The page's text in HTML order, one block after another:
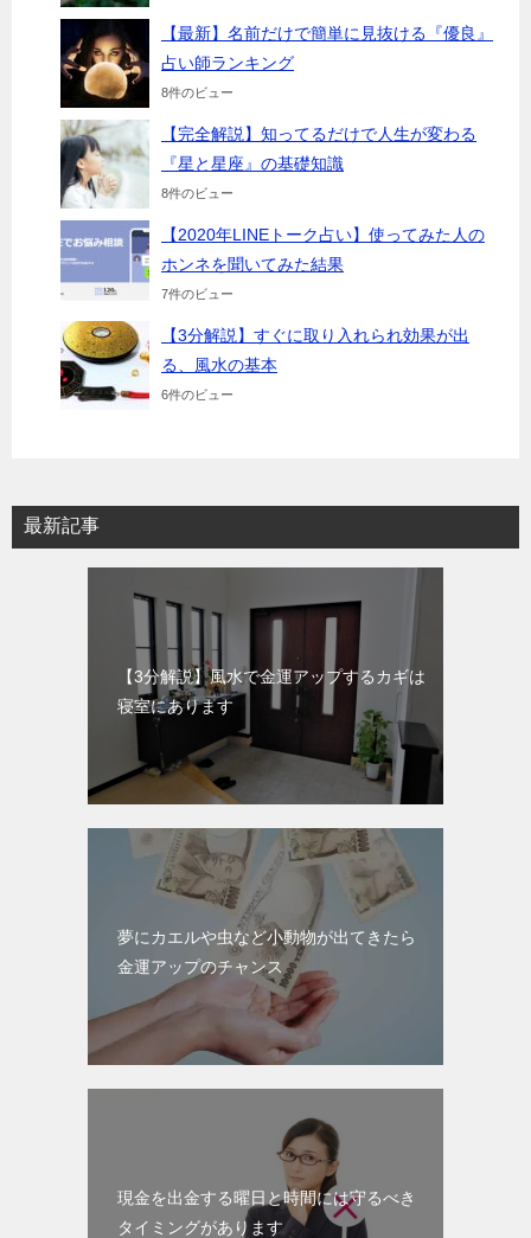
【最新】名前だけで簡単に見抜ける『優良』
占い師ランキング
8件のビュー
【完全解説】知ってるだけで人生が変わる
『星と星座』の基礎知識
8件のビュー
【2020年LINEトーク占い】使ってみた人の
ホンネを聞いてみた結果
7件のビュー
【3分解説】すぐに取り入れられ効果が出
る、風水の基本
6件のビュー
最新記事
【3分解説】風水で金運アップするカギは
寝室にあります
夢にカエルや虫など小動物が出てきたら
金運アップのチャンス
現金を出金する曜日と時間には守るべき
タイミングがあります